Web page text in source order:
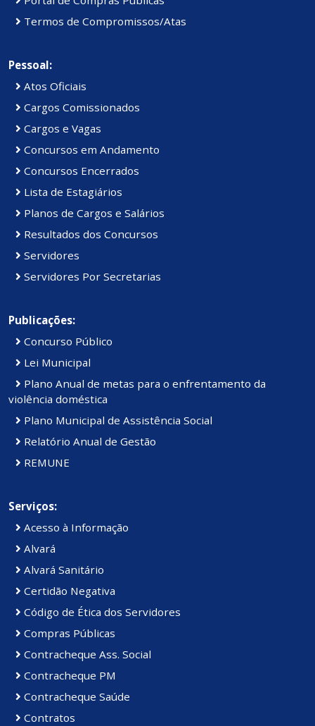
Termos de Compromissos/Atas
Pessoal:
Atos Oficiais
Cargos Comissionados
Cargos e Vagas
Concursos em Andamento
Concursos Encerrados
Lista de Estagiários
Planos de Cargos e Salários
Resultados dos Concursos
Servidores
Servidores Por Secretarias
Publicações:
Concurso Público
Lei Municipal
Plano Anual de metas para o enfrentamento da
violência doméstica
Plano Municipal de Assistência Social
Relatório Anual de Gestão
REMUNE
Serviços:
Acesso à Informação
Alvará
Alvará Sanitário
Certidão Negativa
Código de Ética dos Servidores
Compras Públicas
Contracheque Ass. Social
Contracheque PM
Contracheque Saúde
Contratos